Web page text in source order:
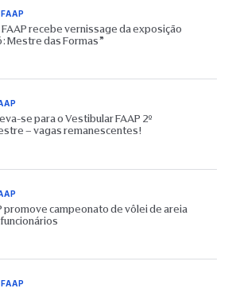
FAAP recebe vernissage da exposição
Mestre das Formas”
se para o Vestibular FAAP 2º
– vagas remanescentes!
promove campeonato de vôlei de areia